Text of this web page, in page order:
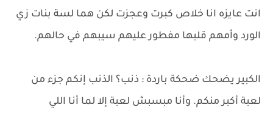
انت عايزه انا خلاص كبرت وعجزت لكن هما لسة بنات زي
الورد وأمهم قلبها مفطور عليهم سيبهم في حالهم.
الكبير يضحك ضحكة باردة : ذنب؟ الذنب إنكم جزء من
لعبة أكبر منكم. وأنا مبسبش لعبة إلا لما أنا اللي